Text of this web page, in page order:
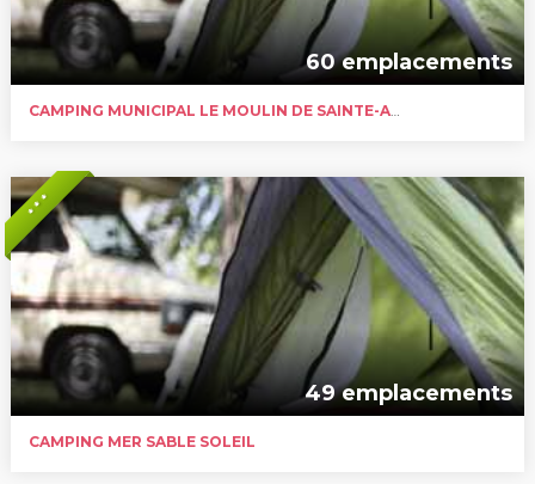
60 emplacements
CAMPING MUNICIPAL LE MOULIN DE SAINTE-ANNE
* * *
49 emplacements
CAMPING MER SABLE SOLEIL